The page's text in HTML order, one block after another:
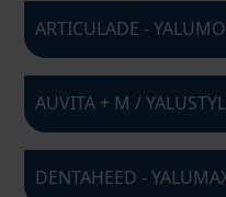
ARTICULADE -
AUVITA + M /
DENTAHEED -